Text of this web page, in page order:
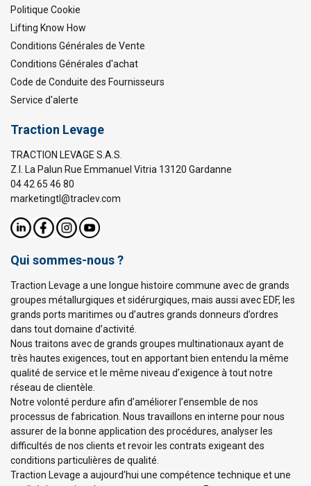
Politique Cookie
Lifting Know How
Conditions Générales de Vente
Conditions Générales d'achat
Code de Conduite des Fournisseurs
Service d'alerte
Traction Levage
TRACTION LEVAGE S.A.S.
Z.I. La Palun Rue Emmanuel Vitria 13120 Gardanne
04 42 65 46 80
marketingtl@traclev.com
Qui sommes-nous ?
Traction Levage a une longue histoire commune avec de grands
groupes métallurgiques et sidérurgiques, mais aussi avec EDF, les
grands ports maritimes ou d’autres grands donneurs d’ordres
dans tout domaine d’activité.
Nous traitons avec de grands groupes multinationaux ayant de
très hautes exigences, tout en apportant bien entendu la même
qualité de service et le même niveau d’exigence à tout notre
réseau de clientèle.
Notre volonté perdure afin d’améliorer l’ensemble de nos
processus de fabrication. Nous travaillons en interne pour nous
assurer de la bonne application des procédures, analyser les
difficultés de nos clients et revoir les contrats exigeant des
conditions particulières de qualité.
Traction Levage a aujourd’hui une compétence technique et une